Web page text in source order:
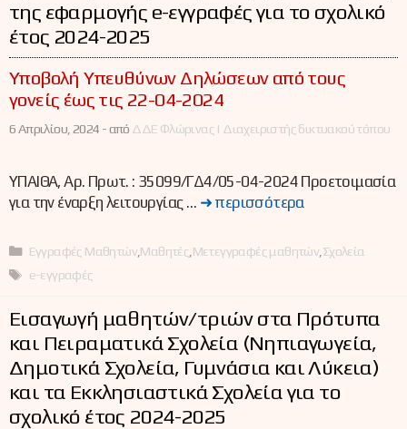
της εφαρμογής e-εγγραφές για το σχολικό
έτος 2024-2025
Υποβολή Υπευθύνων Δηλώσεων από τους
γονείς έως τις 22-04-2024
6 Απριλίου, 2024 -από ΔΔΕ Φλώρινας | Διαχειριστής δικτυακού τόπου
ΥΠΑΙΘΑ, Αρ. Πρωτ. : 35099/ΓΔ4/05-04-2024 Προετοιμασία
για την έναρξη λειτουργίας … ➜ περισσότερα
Κατηγορίες
Εγγραφές Μαθητών Μαθητές Μετεγγραφές μαθητών Σχολεία
Ετικέτες
e-εγγραφές
Εισαγωγή μαθητών/τριών στα Πρότυπα
και Πειραματικά Σχολεία (Νηπιαγωγεία,
Δημοτικά Σχολεία, Γυμνάσια και Λύκεια)
και τα Εκκλησιαστικά Σχολεία για το
σχολικό έτος 2024-2025